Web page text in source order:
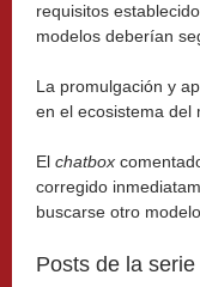
requisitos
modelos deberían
La promulgación y
en el ecosistema del
El chatbox
corregido
buscarse otro
Posts de la